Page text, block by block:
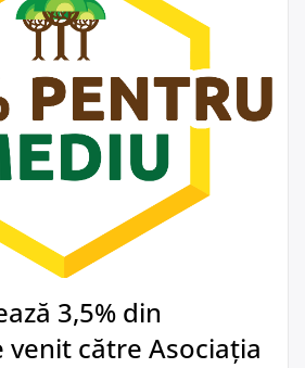
3,5% din
către Asociația